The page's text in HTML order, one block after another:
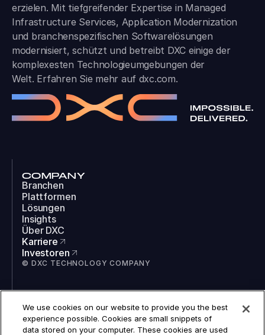
erzielen. Mit tiefgreifender Expertise in Managed
Infrastructure Services, Application Modernization
und branchen­spezifischen Softwarelösungen
modernisiert, schützt und betreibt DXC einige der
komplexesten Technologieumgebungen der
Welt. Erfahren Sie mehr auf dxc.com.
COMPANY
Branchen
Plattformen
Lösungen
Insights
Über DXC
Karriere
Investoren
© DXC TECHNOLOGY COMPANY
LinkedIn
Instagram
We use cookies on our website to provide you the best
experience possible. Cookies are small snippets of
data stored on your computer. These cookies are used